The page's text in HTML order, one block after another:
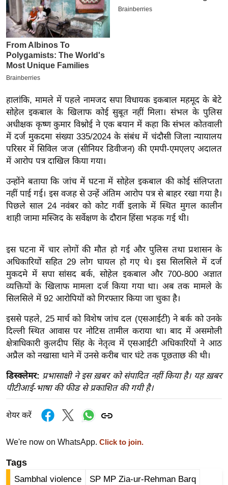
0
2
6
क्रा
इ
म
-
पे
प
र
मि
ल
बे
मि
ल
श
ख्सि
य
यं
ग
इं
या
सा
त्य
ग
त
ऑ
हालांकि, मामले में पहले नामजद सपा विधायक इकबाल महमूद के बेटे
सोहेल इकबाल के खिलाफ कोई सुबूत नहीं मिला। संभल के पुलिस
अधीक्षक कृष्ण कुमार विश्नोई ने एक बयान में कहा कि संभल कोतवाली
में दर्ज मुकदमा संख्या 335/2024 के संबंध में चंदौसी जिला न्यायालय
परिसर में सिविल जज (सीनियर डिवीजन) की एमपी-एमएलए अदालत
में आरोप पत्र दाखिल किया गया।
उन्होंने बताया कि जांच में घटना में सोहेल इकबाल की कोई संलिप्तता
नहीं पाई गई। इस वजह से उन्हें अंतिम आरोप पत्र से बाहर रखा गया है।
पिछले साल 24 नवंबर को कोट गर्वी इलाके में स्थित मुगल कालीन
शाही जामा मस्जिद के सर्वेक्षण के दौरान हिंसा भड़क गई थी।
इस घटना में चार लोगों की मौत हो गई और पुलिस तथा प्रशासन के
अधिकारियों सहित 29 लोग घायल हो गए थे। इस सिलसिले में दर्ज
मुकदमे में सपा सांसद बर्क, सोहेल इकबाल और 700-800 अज्ञात
व्यक्तियों के खिलाफ मामला दर्ज किया गया था। अब तक मामले के
सिलसिले में 92 आरोपियों को गिरफ्तार किया जा चुका है।
इससे पहले, 25 मार्च को विशेष जांच दल (एसआईटी) ने बर्क को उनके
दिल्ली स्थित आवास पर नोटिस तामील कराया था। बाद में असमोली
क्षेत्राधिकारी कुलदीप सिंह के नेतृत्व में एसआईटी अधिकारियों ने आठ
अप्रैल को नखासा थाने में उनसे करीब चार घंटे तक पूछताछ की थी।
डिस्क्लेमर: प्रभासाक्षी ने इस ख़बर को संपादित नहीं किया है। यह ख़बर
पीटीआई-भाषा की फीड से प्रकाशित की गयी है।
शेयर करें
We're now on WhatsApp. Click to join.
Tags
Sambhal violence SP MP Zia-ur-Rehman Barq